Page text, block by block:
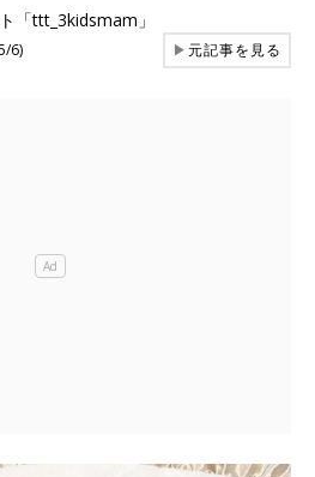
「ttt_3kidsmam」
6) ▶元記事を見る